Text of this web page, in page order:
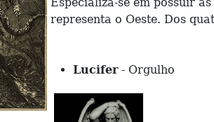
representa o Oeste. Dos
Lucifer- Orgulho